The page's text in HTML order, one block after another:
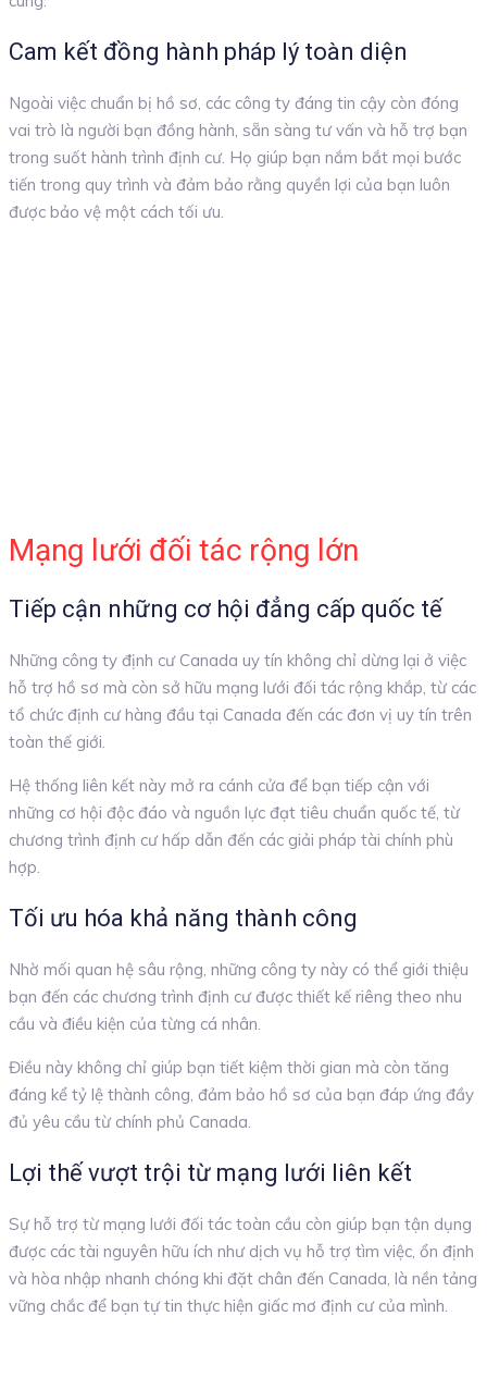
Cam kết đồng hành pháp lý toàn diện
Ngoài việc chuẩn bị hồ sơ, các công ty đáng tin cậy còn đóng
vai trò là người bạn đồng hành, sẵn sàng tư vấn và hỗ trợ bạn
trong suốt hành trình định cư. Họ giúp bạn nắm bắt mọi bước
tiến trong quy trình và đảm bảo rằng quyền lợi của bạn luôn
được bảo vệ một cách tối ưu.
Mạng lưới đối tác rộng lớn
Tiếp cận những cơ hội đẳng cấp quốc tế
Những công ty định cư Canada uy tín không chỉ dừng lại ở việc
hỗ trợ hồ sơ mà còn sở hữu mạng lưới đối tác rộng khắp, từ các
tổ chức định cư hàng đầu tại Canada đến các đơn vị uy tín trên
toàn thế giới.
Hệ thống liên kết này mở ra cánh cửa để bạn tiếp cận với
những cơ hội độc đáo và nguồn lực đạt tiêu chuẩn quốc tế, từ
chương trình định cư hấp dẫn đến các giải pháp tài chính phù
hợp.
Tối ưu hóa khả năng thành công
Nhờ mối quan hệ sâu rộng, những công ty này có thể giới thiệu
bạn đến các chương trình định cư được thiết kế riêng theo nhu
cầu và điều kiện của từng cá nhân.
Điều này không chỉ giúp bạn tiết kiệm thời gian mà còn tăng
đáng kể tỷ lệ thành công, đảm bảo hồ sơ của bạn đáp ứng đầy
đủ yêu cầu từ chính phủ Canada.
Lợi thế vượt trội từ mạng lưới liên kết
Sự hỗ trợ từ mạng lưới đối tác toàn cầu còn giúp bạn tận dụng
được các tài nguyên hữu ích như dịch vụ hỗ trợ tìm việc, ổn định
và hòa nhập nhanh chóng khi đặt chân đến Canada, là nền tảng
vững chắc để bạn tự tin thực hiện giấc mơ định cư của mình.